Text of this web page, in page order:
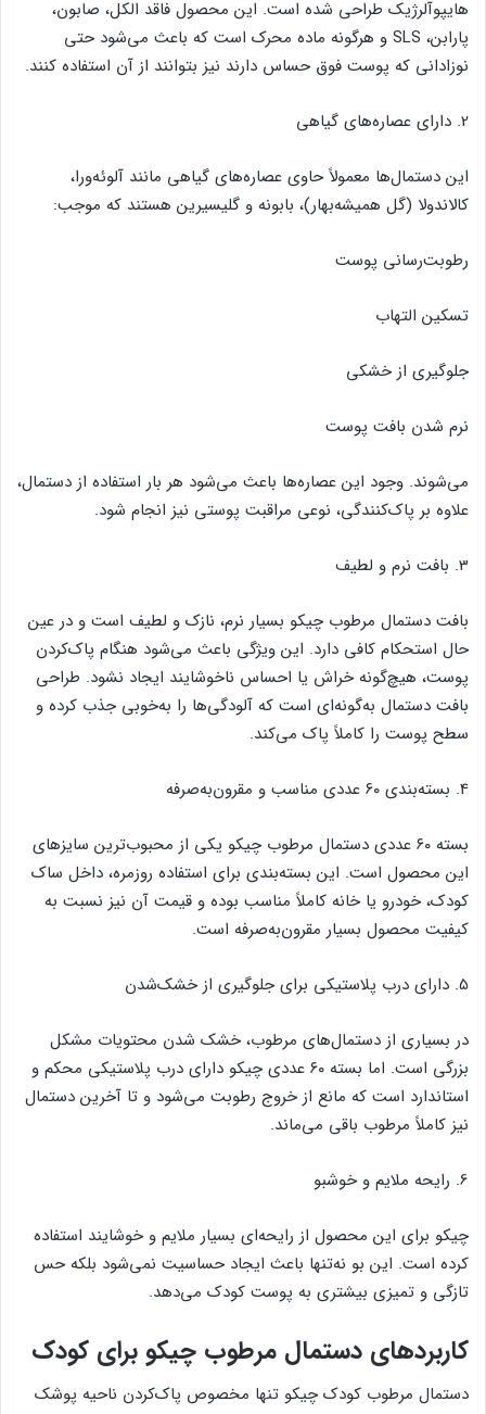
هایپوآلرژیک طراحی شده است. این محصول فاقد الکل، صابون،
پارابن، SLS و هرگونه ماده محرک است که باعث می‌شود حتی
نوزادانی که پوست فوق حساس دارند نیز بتوانند از آن استفاده کنند.
2. دارای عصاره‌های گیاهی
این دستمال‌ها معمولاً حاوی عصاره‌های گیاهی مانند آلوئه‌ورا،
کالاندولا (گل همیشه‌بهار)، بابونه و گلیسیرین هستند که موجب:
رطوبت‌رسانی پوست
تسکین التهاب
جلوگیری از خشکی
نرم شدن بافت پوست
می‌شوند. وجود این عصاره‌ها باعث می‌شود هر بار استفاده از دستمال،
علاوه بر پاک‌کنندگی، نوعی مراقبت پوستی نیز انجام شود.
3. بافت نرم و لطیف
بافت دستمال مرطوب چیکو بسیار نرم، نازک و لطیف است و در عین
حال استحکام کافی دارد. این ویژگی باعث می‌شود هنگام پاک‌کردن
پوست، هیچ‌گونه خراش یا احساس ناخوشایند ایجاد نشود. طراحی
بافت دستمال به‌گونه‌ای است که آلودگی‌ها را به‌خوبی جذب کرده و
سطح پوست را کاملاً پاک می‌کند.
4. بسته‌بندی ۶۰ عددی مناسب و مقرون‌به‌صرفه
بسته ۶۰ عددی دستمال مرطوب چیکو یکی از محبوب‌ترین سایزهای
این محصول است. این بسته‌بندی برای استفاده روزمره، داخل ساک
کودک، خودرو یا خانه کاملاً مناسب بوده و قیمت آن نیز نسبت به
کیفیت محصول بسیار مقرون‌به‌صرفه است.
5. دارای درب پلاستیکی برای جلوگیری از خشک‌شدن
در بسیاری از دستمال‌های مرطوب، خشک شدن محتویات مشکل
بزرگی است. اما بسته ۶۰ عددی چیکو دارای درب پلاستیکی محکم و
استاندارد است که مانع از خروج رطوبت می‌شود و تا آخرین دستمال
نیز کاملاً مرطوب باقی می‌ماند.
6. رایحه ملایم و خوشبو
چیکو برای این محصول از رایحه‌ای بسیار ملایم و خوشایند استفاده
کرده است. این بو نه‌تنها باعث ایجاد حساسیت نمی‌شود بلکه حس
تازگی و تمیزی بیشتری به پوست کودک می‌دهد.
کاربردهای دستمال مرطوب چیکو برای کودک
دستمال مرطوب کودک چیکو تنها مخصوص پاک‌کردن ناحیه پوشک